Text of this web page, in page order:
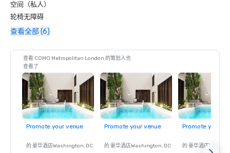
空间（私人）
轮椅无障碍
查看全部 (6)
查看 COMO Metropolitan London 的策划人也
查看了
Promote your venue
的 豪华酒店Washington, DC
Promote your venue
的 豪华酒店Washington, DC
Promote your
的 豪华酒店